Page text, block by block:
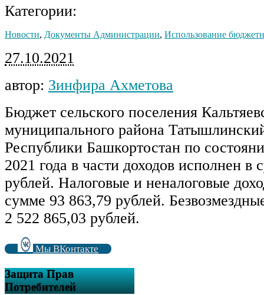
Категории:
Новости, Документы Администрации, Использование
27.10.2021
автор: Зинфира Ахметова
Бюджет сельского поселения
муниципального района
Республики Башкортостан по
2021 года в части доходов исполнен в
рублей. Налоговые и неналоговые
сумме 93 863,79 рублей.
2 522 865,03 рублей.
Мы ВКонтакте
Защита Прав
Потребителей